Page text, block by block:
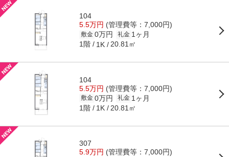
104
5.5万円 (管理費等：7,000円)
敷金 0万円 礼金 1ヶ月
1階 1K 20.81㎡
104
5.5万円 (管理費等：7,000円)
敷金 0万円 礼金 1ヶ月
1階 1K 20.81㎡
307
5.9万円 (管理費等：7,000円)